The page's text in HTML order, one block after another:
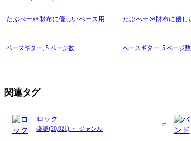
학생과 초보자도 쉽게 구매할 수 있도록 최저가로 제작
◆4현 또는 5현
이 악보는 오선과 타브 악보가 있는 2줄 악보입니다.
즐거운 연주 부탁드립니다!
たぶべー＠財布に優しいベース用楽
ベースギター, 5 ページ数
たぶべー＠財布に優し
ベースギター,5 ページ数
関連タグ
ロック
楽譜(20,921) ・ ジャンル